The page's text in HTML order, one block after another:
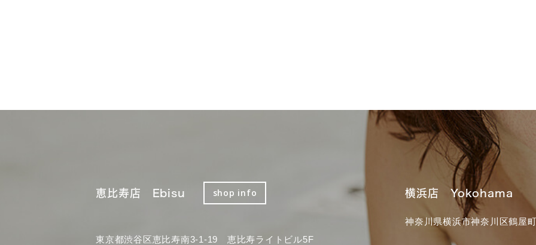
恵比寿店 Ebisu shop info
東京都渋谷区恵比寿南3-1-19 恵比寿ライトビル5F
横浜店 Yokohama
神奈川県横浜市神奈川区鶴屋